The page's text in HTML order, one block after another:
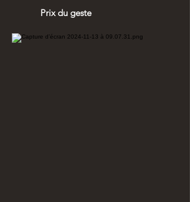
Prix du geste